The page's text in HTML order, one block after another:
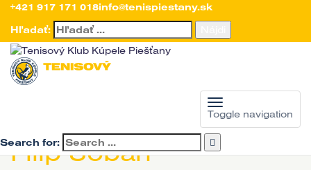
+421 917 171 018info@tenispiestany.sk
Hľadať:
Toggle navigation
Search for:
Filip Šobáň